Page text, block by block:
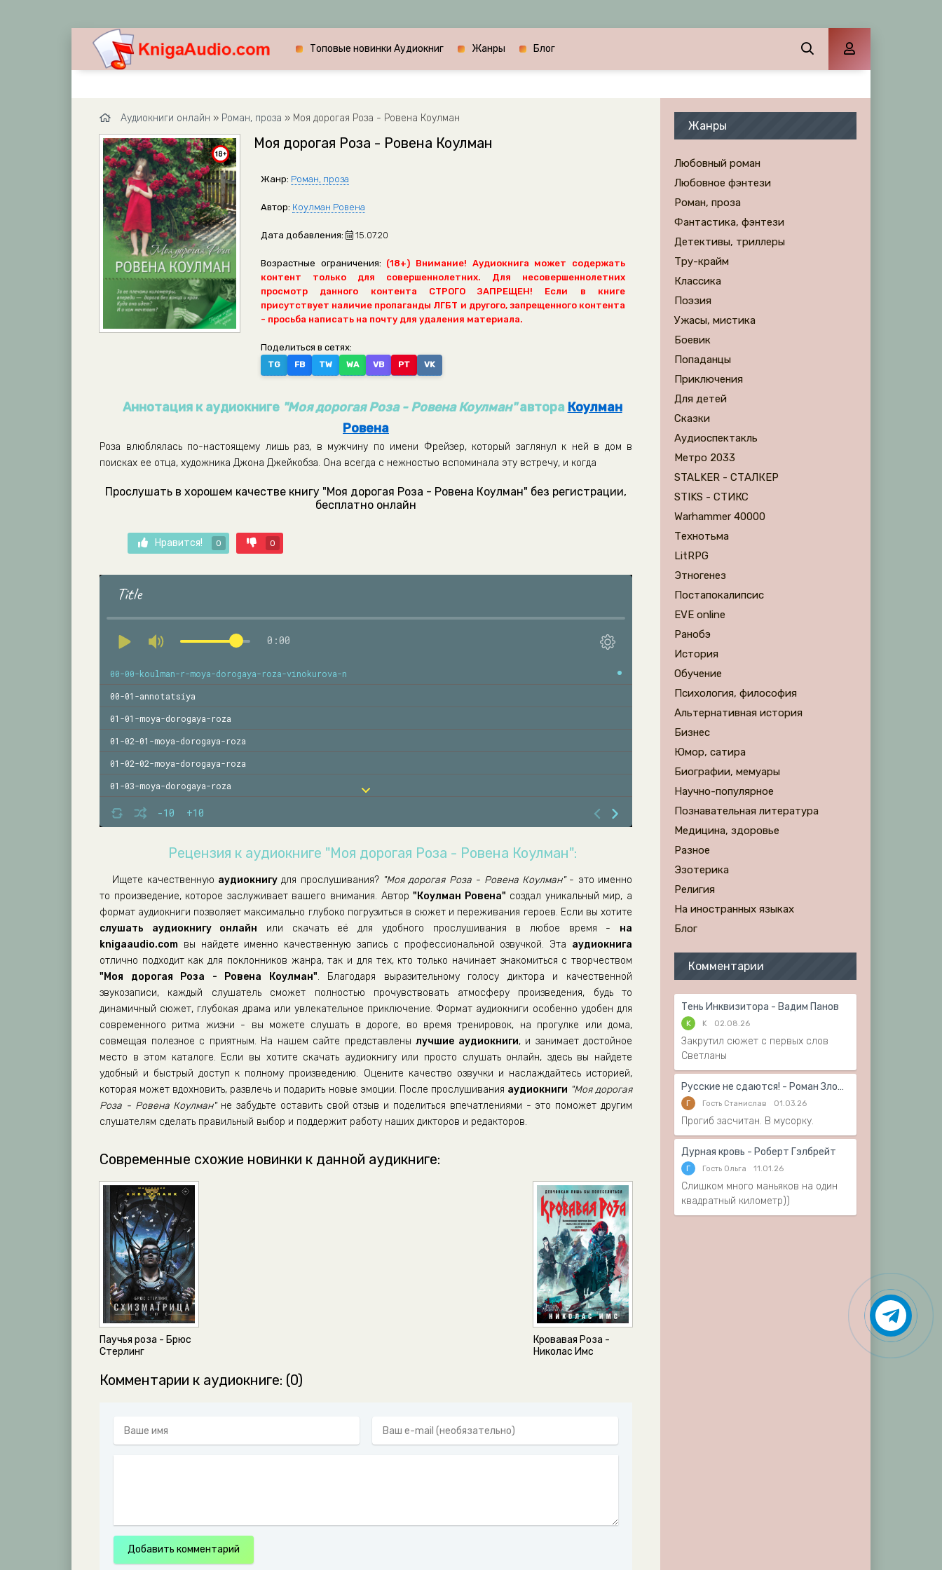
Топовые новинки Аудиокниг Жанры Блог
Аудиокниги онлайн » Роман, проза » Моя дорогая Роза - Ровена Коулман
Моя дорогая Роза - Ровена Коулман
Жанр: Роман, проза
Автор: Коулман Ровена
Дата добавления: 15.07.20
Возрастные ограничения: (18+) Внимание! Аудиокнига может содержать
контент только для совершеннолетних. Для несовершеннолетних
просмотр данного контента СТРОГО ЗАПРЕЩЕН! Если в книге
присутствует наличие пропаганды ЛГБТ и другого, запрещенного контента
- просьба написать на почту для удаления материала.
Поделиться в сетях:
TG FB TW WA VB PT VK
Аннотация к аудиокниге "Моя дорогая Роза - Ровена Коулман"автора Коулман
Ровена
Роза влюблялась по-настоящему лишь раз, в мужчину по имени Фрейзер, который заглянул к ней в дом в
поисках ее отца, художника Джона Джейкобза. Она всегда с нежностью вспоминала эту встречу, и когда
Прослушать в хорошем качестве книгу "Моя дорогая Роза - Ровена Коулман" без регистрации,
бесплатно онлайн
Нравится! 0 0
Title
0:00
-10 +10
00-00-koulman-r-moya-dorogaya-roza-vinokurova-n
00-01-annotatsiya
01-01-moya-dorogaya-roza
01-02-01-moya-dorogaya-roza
01-02-02-moya-dorogaya-roza
01-03-moya-dorogaya-roza
01-04-01-moya-dorogaya-roza
01-04-02-moya-dorogaya-roza
01-05-01-moya-dorogaya-roza
01-05-02-moya-dorogaya-roza
01-05-03-moya-dorogaya-roza
01-06-01-moya-dorogaya-roza
01-06-02-moya-dorogaya-roza
01-07-01-moya-dorogaya-roza
01-07-02-moya-dorogaya-roza
01-07-03-moya-dorogaya-roza
01-07-04-moya-dorogaya-roza
01-07-05-moya-dorogaya-roza
01-08-01-moya-dorogaya-roza
01-08-02-moya-dorogaya-roza
01-09-01-moya-dorogaya-roza
01-09-03-moya-dorogaya-roza
02-10-01-moya-dorogaya-roza
02-10-02-moya-dorogaya-roza
02-11-01-moya-dorogaya-roza
02-11-02-moya-dorogaya-roza
02-11-03-moya-dorogaya-roza
02-11-04-moya-dorogaya-roza
02-12-01-moya-dorogaya-roza
02-12-02-moya-dorogaya-roza
02-13-02-moya-dorogaya-roza
02-14-02-moya-dorogaya-roza
02-17-01-moya-dorogaya-roza
02-17-02-moya-dorogaya-roza
Рецензия к аудиокниге "Моя дорогая Роза - Ровена Коулман":
Ищете качественную аудиокнигудля прослушивания? "Моя дорогая Роза - Ровена Коулман"- это именно
то произведение, которое заслуживает вашего внимания. Автор"Коулман Ровена" создал уникальный мир, а
формат аудиокниги позволяет максимально глубоко погрузиться в сюжет и переживания героев. Если вы хотите
слушать аудиокнигу онлайн или скачать её для удобного прослушивания в любое время - на
knigaaudio.com вы найдете именно качественную запись с профессиональной озвучкой. Эта аудиокнига
отлично подходит как для поклонников жанра, так и для тех, кто только начинает знакомиться с творчеством
"Моя дорогая Роза - Ровена Коулман". Благодаря выразительному голосу диктора и качественной
звукозаписи, каждый слушатель сможет полностью прочувствовать атмосферу произведения, будь то
динамичный сюжет, глубокая драма или увлекательное приключение. Формат аудиокниги особенно удобен для
современного ритма жизни - вы можете слушать в дороге, во время тренировок, на прогулке или дома,
совмещая полезное с приятным. На нашем сайте представлены лучшие аудиокниги, и занимает достойное
место в этом каталоге. Если вы хотите скачать аудиокнигу или просто слушать онлайн, здесь вы найдете
удобный и быстрый доступ к полному произведению. Оцените качество озвучки и наслаждайтесь историей,
которая может вдохновить, развлечь и подарить новые эмоции. После прослушивания аудиокниги "Моя дорогая
Роза - Ровена Коулман"не забудьте оставить свой отзыв и поделиться впечатлениями - это поможет другим
слушателям сделать правильный выбор и поддержит работу наших дикторов и редакторов.
Современные схожие новинки к данной аудикниге:
Паучья роза - Брюс
Стерлинг
Кровавая Роза -
Николас Имс
Комментарии к аудиокниге: (0)
Добавить комментарий
Жанры
Любовный роман
Любовное фэнтези
Роман, проза
Фантастика, фэнтези
Детективы, триллеры
Тру-крайм
Классика
Поэзия
Ужасы, мистика
Боевик
Попаданцы
Приключения
Для детей
Сказки
Аудиоспектакль
Метро 2033
STALKER - СТАЛКЕР
STIKS - СТИКС
Warhammer 40000
Технотьма
LitRPG
Этногенез
Постапокалипсис
EVE online
Ранобэ
История
Обучение
Психология, философия
Альтернативная история
Бизнес
Юмор, сатира
Биографии, мемуары
Научно-популярное
Познавательная литература
Медицина, здоровье
Разное
Эзотерика
Религия
На иностранных языках
Блог
Комментарии
Тень Инквизитора - Вадим Панов
K K 02.08.26
Закрутил сюжет с первых слов
Светланы
Русские не сдаются! - Роман Злотников
Г Гость Станислав 01.03.26
Прогиб засчитан. В мусорку.
Дурная кровь - Роберт Гэлбрейт
Г Гость Ольга 11.01.26
Слишком много маньяков на один
квадратный километр))